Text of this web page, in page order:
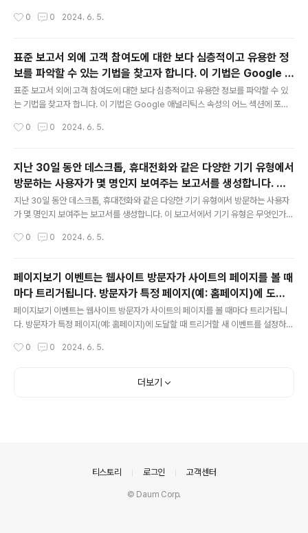
0 0 2024. 6. 5.
표준 보고서 외에 고객 참여도에 대한 보다 심층적이고 유용한 정
보를 파악할 수 있는 기법을 찾고자 합니다. 이 기법은 Google 애
널리틱스 속성의 어느 섹션에 포함되어 있나요?
표준 보고서 외에 고객 참여도에 대한 보다 심층적이고 유용한 정보를 파악할 수 있
는 기법을 찾고자 합니다. 이 기법은 Google 애널리틱스 속성의 어느 섹션에 포함
0 0 2024. 6. 5.
지난 30일 동안 데스크톱, 휴대전화와 같은 다양한 기기 유형에서
방문하는 사용자가 몇 명인지 보여주는 보고서를 생성합니다. 이
보고서에서 기기 유형은 무엇인가요?
지난 30일 동안 데스크톱, 휴대전화와 같은 다양한 기기 유형에서 방문하는 사용자
가 몇 명인지 보여주는 보고서를 생성합니다. 이 보고서에서 기기 유형은 무엇인가
0 0 2024. 6. 5.
페이지보기 이벤트는 웹사이트 방문자가 사이트의 페이지를 볼 때
마다 트리거됩니다. 방문자가 특정 페이지(예: 홈페이지)에 도달
할 때 트리거할 새 이벤트를 설정하려는 경우 Google 애널리틱
스 인터페이스의 '이벤트'로 이동한 후 어느 옵션을 선택해야 하나
요?
페이지보기 이벤트는 웹사이트 방문자가 사이트의 페이지를 볼 때마다 트리거됩니
다. 방문자가 특정 페이지(예: 홈페이지)에 도달할 때 트리거할 새 이벤트를 설정하려
해야 하나요?이벤트 가져오기이벤트 수정이벤트 만들기이벤트를 전환으로 표시
0 0 2024. 6. 5.
더보기
티스토리 로그인 고객센터
© Daum Corp.